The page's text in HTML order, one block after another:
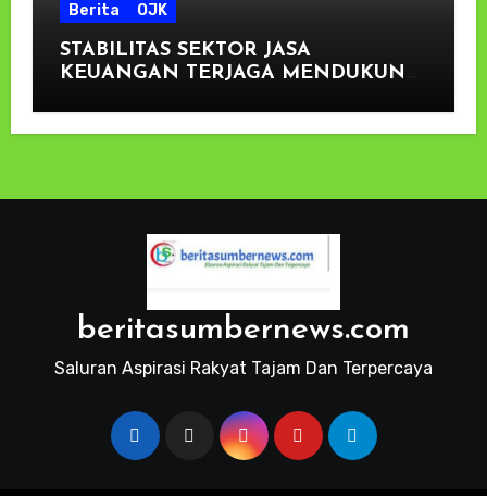
Berita OJK
STABILITAS SEKTOR JASA
KEUANGAN TERJAGA MENDUKUNG
beritasumbernews.com
Saluran Aspirasi Rakyat Tajam Dan Terpercaya